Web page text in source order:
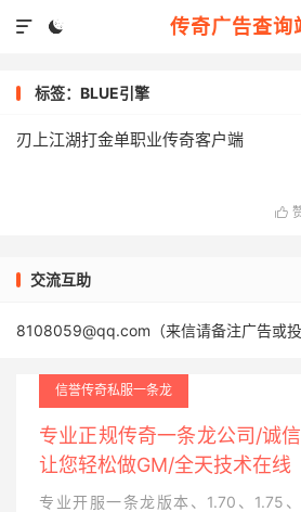
传奇广告查询


标签：BLUE引擎
刃上江湖打金单职业传奇客户端

交流互助
8108059@qq.com（来信请备注广告或投
信誉传奇私服一条龙
专业正规传奇一条龙公司/诚
让您轻松做GM/全天技术在线
专业开服一条龙版本、1.70、1.75